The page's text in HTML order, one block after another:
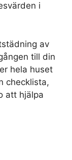
i
av
till din
hela huset
checklista,
att hjälpa